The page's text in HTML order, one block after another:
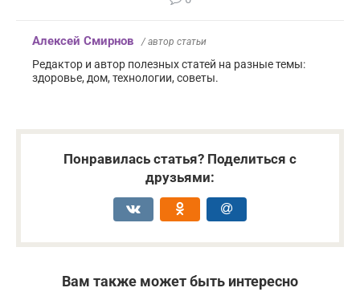
Алексей Смирнов / автор статьи
Редактор и автор полезных статей на разные темы:
здоровье, дом, технологии, советы.
Понравилась статья? Поделиться с
друзьями:
Вам также может быть интересно